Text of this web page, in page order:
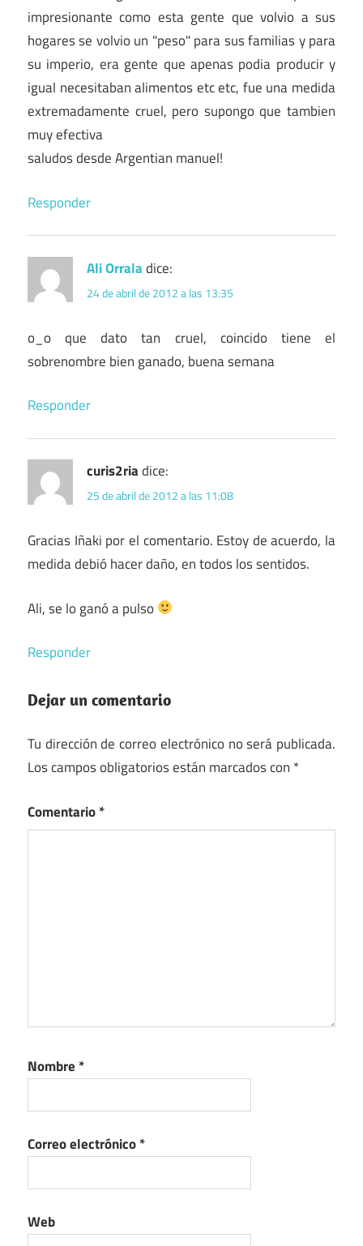
impresionante como esta gente que volvio a sus
hogares se volvio un "peso" para sus familias y para
su imperio, era gente que apenas podia producir y
igual necesitaban alimentos etc etc, fue una medida
extremadamente cruel, pero supongo que tambien
muy efectiva
saludos desde Argentian manuel!
Responder
Ali Orraladice:
24 de abril de 2012 a las 13:35
o_o que dato tan cruel, coincido tiene el
sobrenombre bien ganado, buena semana
Responder
curis2riadice:
25 de abril de 2012 a las 11:08
Gracias Iñaki por el comentario. Estoy de acuerdo, la
medida debió hacer daño, en todos los sentidos.
Ali, se lo ganó a pulso
Responder
Dejar un comentario
Tu dirección de correo electrónico no será publicada.
Los campos obligatorios están marcados con *
Comentario*
Nombre *
Correo electrónico*
Web